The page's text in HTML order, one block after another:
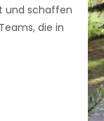
und schaffen
die in